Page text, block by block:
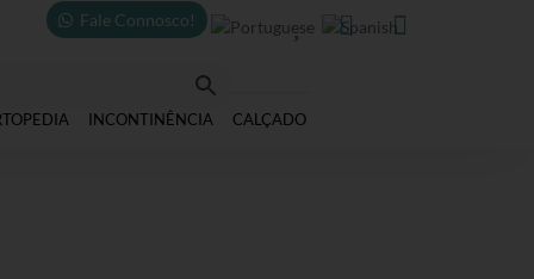
Fale Connosco!   
INCONTINÊNCIA CALÇADO